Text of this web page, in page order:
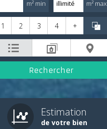
m² min m² max
1 2 3 4 +
Estimation
de votre bien